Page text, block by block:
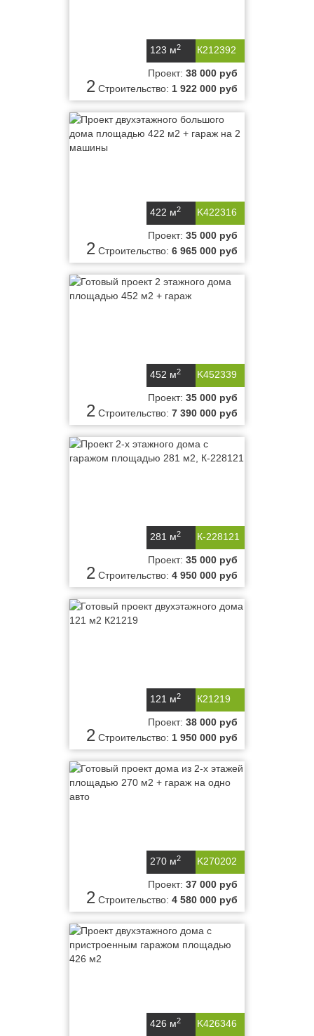
К212392
123 м2
2
Проект: 38 000 руб
Строительство: 1 922 000 руб
K422316
422 м2
2
Проект: 35 000 руб
Строительство: 6 965 000 руб
K452339
452 м2
2
Проект: 35 000 руб
Строительство: 7 390 000 руб
К-228121
281 м2
2
Проект: 35 000 руб
Строительство: 4 950 000 руб
К21219
121 м2
2
Проект: 38 000 руб
Строительство: 1 950 000 руб
K270202
270 м2
2
Проект: 37 000 руб
Строительство: 4 580 000 руб
K426346
426 м2